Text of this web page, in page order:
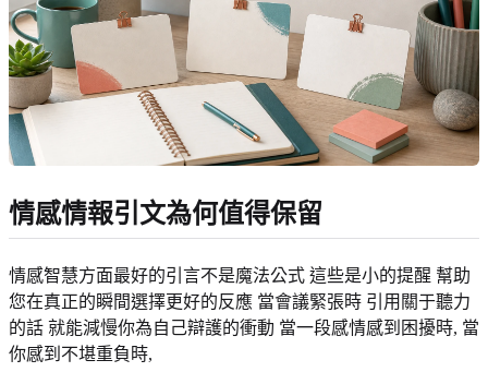
情感情報引文為何值得保留
情感智慧方面最好的引言不是魔法公式 這些是小的提醒 幫助
您在真正的瞬間選擇更好的反應 當會議緊張時 引用關于聽力
的話 就能減慢你為自己辯護的衝動 當一段感情感到困擾時, 當
你感到不堪重負時,